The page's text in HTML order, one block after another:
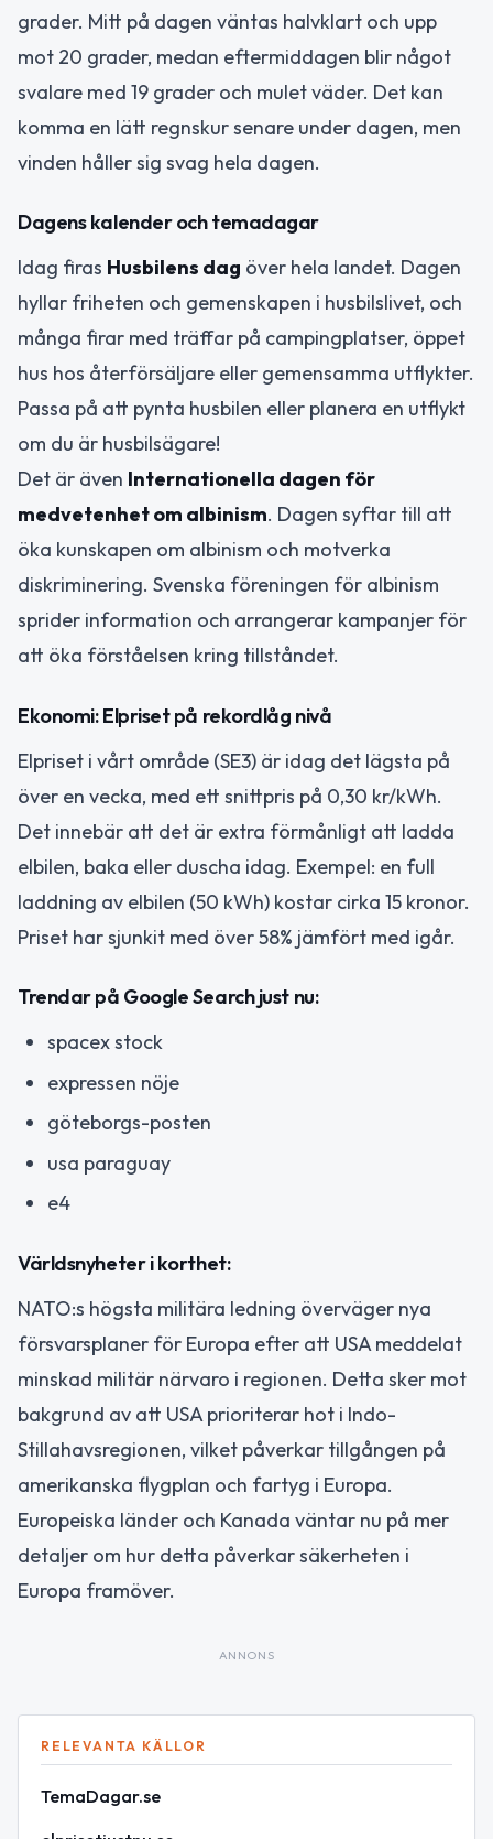
grader. Mitt på dagen väntas halvklart och upp
mot 20 grader, medan eftermiddagen blir något
svalare med 19 grader och mulet väder. Det kan
komma en lätt regnskur senare under dagen, men
vinden håller sig svag hela dagen.
Dagens kalender och temadagar
Idag firas Husbilens dag över hela landet. Dagen
hyllar friheten och gemenskapen i husbilslivet, och
många firar med träffar på campingplatser, öppet
hus hos återförsäljare eller gemensamma utflykter.
Passa på att pynta husbilen eller planera en utflykt
om du är husbilsägare!
Det är även Internationella dagen för
medvetenhet om albinism. Dagen syftar till att
öka kunskapen om albinism och motverka
diskriminering. Svenska föreningen för albinism
sprider information och arrangerar kampanjer för
att öka förståelsen kring tillståndet.
Ekonomi: Elpriset på rekordlåg nivå
Elpriset i vårt område (SE3) är idag det lägsta på
över en vecka, med ett snittpris på 0,30 kr/kWh.
Det innebär att det är extra förmånligt att ladda
elbilen, baka eller duscha idag. Exempel: en full
laddning av elbilen (50 kWh) kostar cirka 15 kronor.
Priset har sjunkit med över 58% jämfört med igår.
Trendar på Google Search just nu:
spacex stock
expressen nöje
göteborgs-posten
usa paraguay
e4
Världsnyheter i korthet:
NATO:s högsta militära ledning överväger nya
försvarsplaner för Europa efter att USA meddelat
minskad militär närvaro i regionen. Detta sker mot
bakgrund av att USA prioriterar hot i Indo-
Stillahavsregionen, vilket påverkar tillgången på
amerikanska flygplan och fartyg i Europa.
Europeiska länder och Kanada väntar nu på mer
detaljer om hur detta påverkar säkerheten i
Europa framöver.
ANNONS
RELEVANTA KÄLLOR
TemaDagar.se